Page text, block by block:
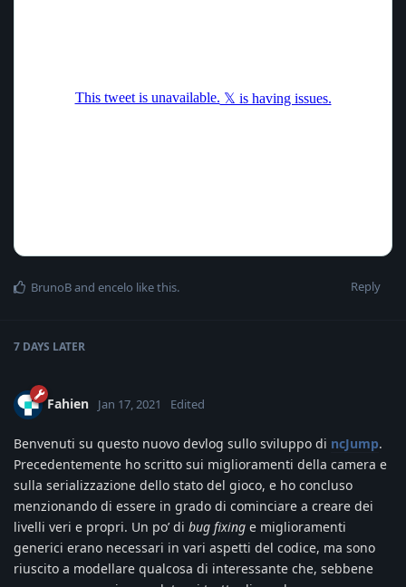
Reply
BrunoBand encelo like this.
7 DAYS LATER
Fahien Jan 17, 2021 Edited
Benvenuti su questo nuovo devlog sullo sviluppo di ncJump.
Precedentemente ho scritto sui miglioramenti della camera e
sulla serializzazione dello stato del gioco, e ho concluso
menzionando di essere in grado di cominciare a creare dei
livelli veri e propri. Un po’ di bug fixing e miglioramenti
generici erano necessari in vari aspetti del codice, ma sono
riuscito a modellare qualcosa di interessante che, sebbene